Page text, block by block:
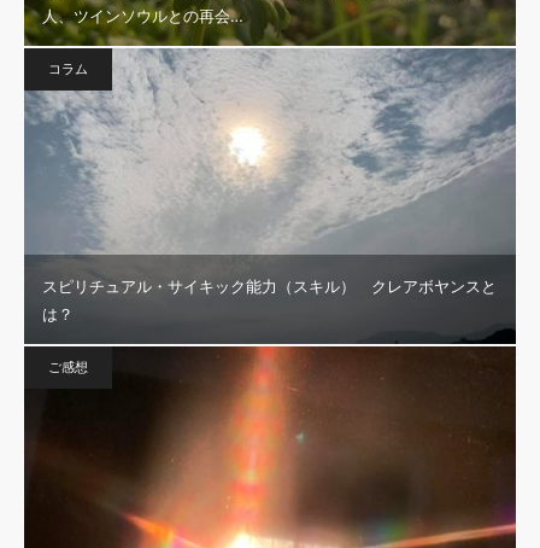
人、ツインソウルとの再会…
コラム
スピリチュアル・サイキック能力（スキル） クレアボヤンスと
は？
ご感想